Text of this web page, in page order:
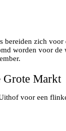
bereiden zich
worden voor
Grote Markt
voor een